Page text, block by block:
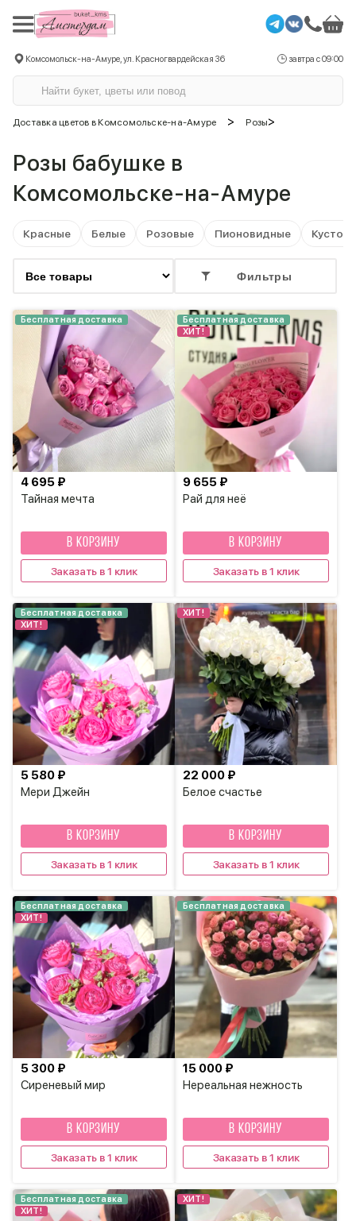
Комсомольск-на-Амуре, ул. Красногвардейская 36 завтра с 09:00
Доставка цветов в Комсомольске-на-Амуре > Розы>
Розы бабушке в
Комсомольске-на-Амуре
Красные Белые Розовые Пионовидные
Фильтры
Бесплатная доставка
Тайная мечта
4 695 ₽
В КОРЗИНУ
Заказать в 1 клик
Бесплатная доставка
ХИТ!
Рай для неё
9 655 ₽
В КОРЗИНУ
Заказать в 1 клик
Бесплатная доставка
ХИТ!
Мери Джейн
5 580 ₽
В КОРЗИНУ
Заказать в 1 клик
ХИТ!
Белое счастье
22 000 ₽
В КОРЗИНУ
Заказать в 1 клик
Бесплатная доставка
ХИТ!
Сиреневый мир
5 300 ₽
В КОРЗИНУ
Заказать в 1 клик
Бесплатная доставка
Нереальная нежность
15 000 ₽
В КОРЗИНУ
Заказать в 1 клик
Бесплатная доставка
ХИТ!
ХИТ!